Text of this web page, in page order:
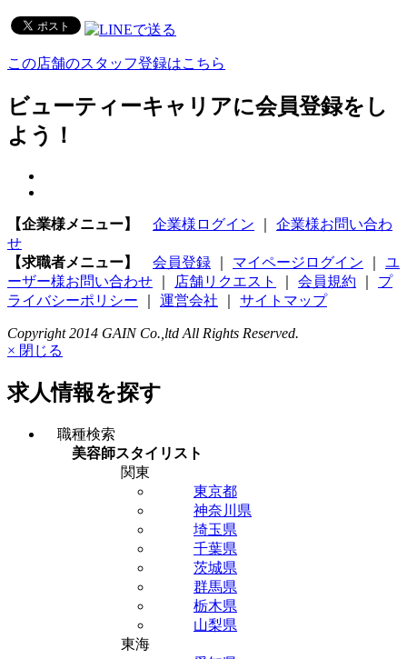
この店舗のスタッフ登録はこちら
ビューティーキャリアに会員登録をし
よう！
【企業様メニュー】 企業様ログイン
企業様お問い合わ
せ
【求職者メニュー】
会員登録 マイページログイン
ユ
ーザー様お問い合わせ
店舗リクエスト 会員規約
プ
ライバシーポリシー
運営会社 サイトマップ
Copyright 2014 GAIN Co.,ltd All Rights Reserved.
× 閉じる
求人情報を探す
職種検索
美容師スタイリスト
関東
東京都
神奈川県
埼玉県
千葉県
茨城県
群馬県
栃木県
山梨県
東海